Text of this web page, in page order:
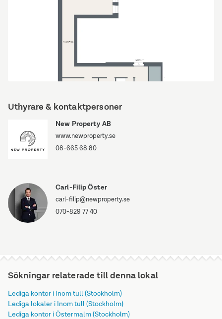
Uthyrare & kontaktpersoner
New Property AB
www.newproperty.se
08-665 68 80
Carl-Filip Öster
carl-filip@newproperty.se
070-829 77 40
Sökningar relaterade till denna lokal
Lediga kontor i Inom tull (Stockholm)
Lediga lokaler i Inom tull (Stockholm)
Lediga kontor i Östermalm (Stockholm)